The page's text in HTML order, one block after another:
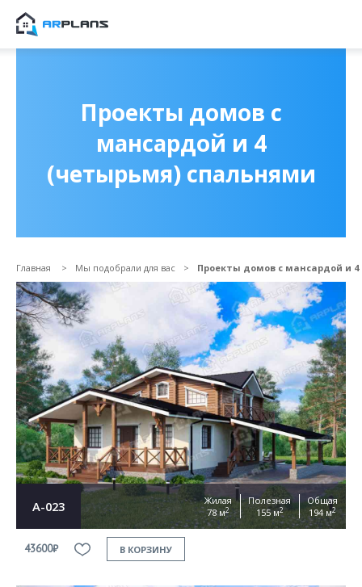
Проекты домов с
мансардой и 4
(четырьмя) спальнями
Главная Мы подобрали для вас Проекты домов с мансардой и
А-023
Жилая
78 м2
Полезная
155 м2
Общая
194 м2
43600₽ В КОРЗИНУ
Прикрепить файл
Согласен на обработку персональных данных
This site is protected by reCAPTCHA and the GooglePrivacy PolicyandTerms of Service
ОТПРАВИТЬ